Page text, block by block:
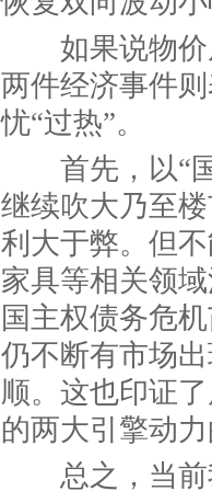
如果说物价
两件经济事件
忧“过热”。
首先，以“国
继续吹大乃至
利大于弊。但
家具等相关领
国主权债务危
仍不断有市场
顺。这也印证
的两大引擎动
总之，当前